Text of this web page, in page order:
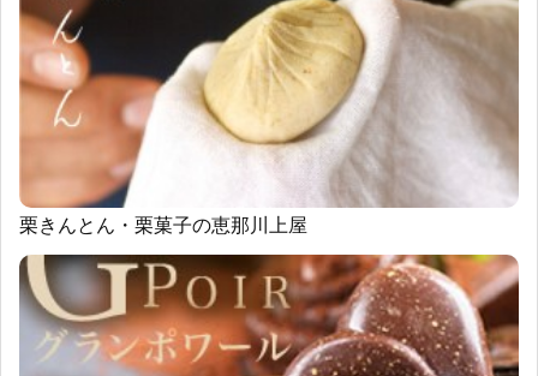
栗きんとん・栗菓子の恵那川上屋